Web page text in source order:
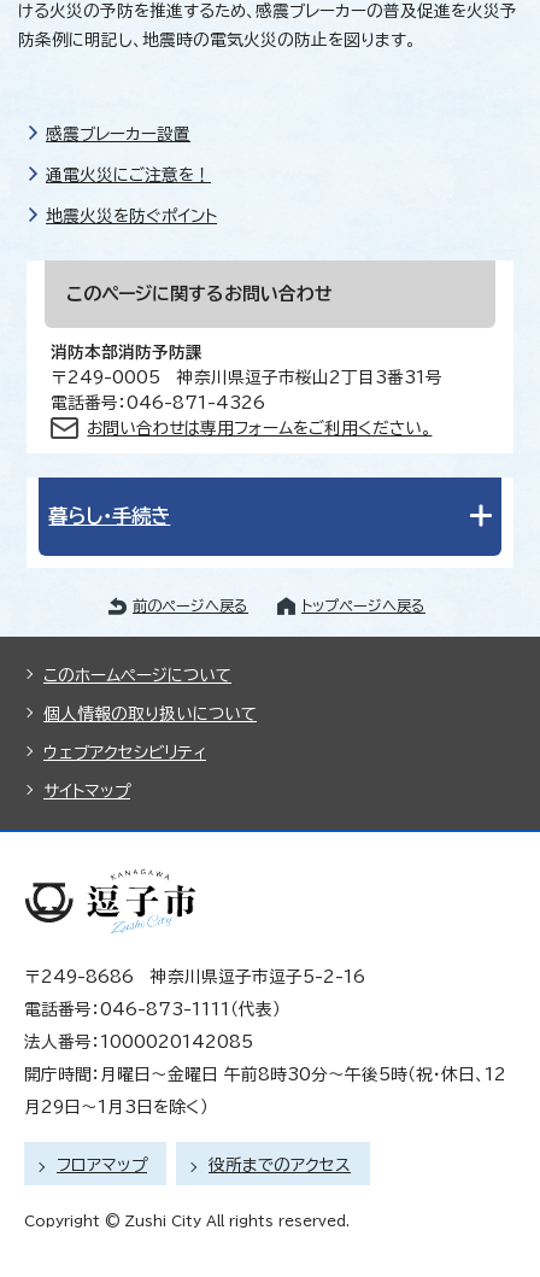
ける火災の予防を推進するため、感震ブレーカーの普及促進を火災予
防条例に明記し、地震時の電気火災の防止を図ります。
感震ブレーカー設置
通電火災にご注意を！
地震火災を防ぐポイント
このページに関する お問い合わせ
消防本部消防予防課
〒249-0005 神奈川県逗子市桜山2丁目3番31号
電話番号：046-871-4326
お問い合わせは専用フォームをご利用ください。
暮らし・手続き
前のページへ戻る トップページへ戻る
このホームページについて
個人情報の取り扱いについて
ウェブアクセシビリティ
サイトマップ
〒249-8686 神奈川県逗子市逗子5-2-16
電話番号：046-873-1111（代表）
法人番号：1000020142085
開庁時間：月曜日～金曜日 午前8時30分～午後5時（祝・休日、12
月29日～1月3日を除く）
フロアマップ 役所までのアクセス
Copyright © Zushi City All rights reserved.